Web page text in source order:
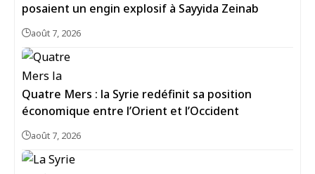
posaient un engin explosif à Sayyida Zeinab
août 7, 2026
Quatre Mers : la Syrie redéfinit sa position
économique entre l’Orient et l’Occident
août 7, 2026